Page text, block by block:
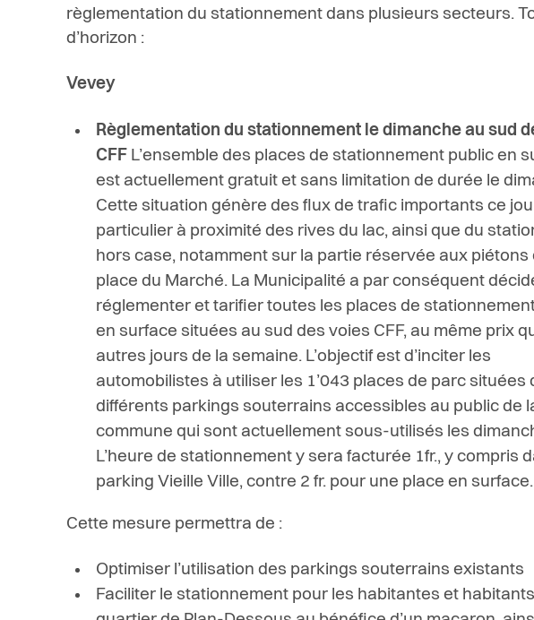
règlementation du stationnement dans plusieurs secteurs.
d’horizon :
Vevey
Règlementation du stationnement le dimanche au sud
CFF L’ensemble des places de stationnement public en
est actuellement gratuit et sans limitation de durée le
Cette situation génère des flux de trafic importants ce
particulier à proximité des rives du lac, ainsi que du
hors case, notamment sur la partie réservée aux piétons
place du Marché. La Municipalité a par conséquent
réglementer et tarifier toutes les places de
en surface situées au sud des voies CFF, au même prix
autres jours de la semaine. L’objectif est d’inciter les
automobilistes à utiliser les 1’043 places de parc situées
différents parkings souterrains accessibles au public de
commune qui sont actuellement sous-utilisés les
L’heure de stationnement y sera facturée 1fr., y compris
parking Vieille Ville, contre 2 fr. pour une place en surface.
Cette mesure permettra de :
Optimiser l’utilisation des parkings souterrains existants
Faciliter le stationnement pour les habitantes et